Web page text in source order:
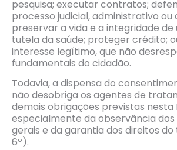
pesquisa; executar contratos;
processo judicial, administrativo ou
preservar a vida e a integridade de
tutela da saúde; proteger crédito;
interesse legítimo, que não
fundamentais do cidadão.
Todavia, a dispensa do
não desobriga os agentes de
demais obrigações previstas nesta
especialmente da observância
gerais e da garantia dos direitos do
6º).